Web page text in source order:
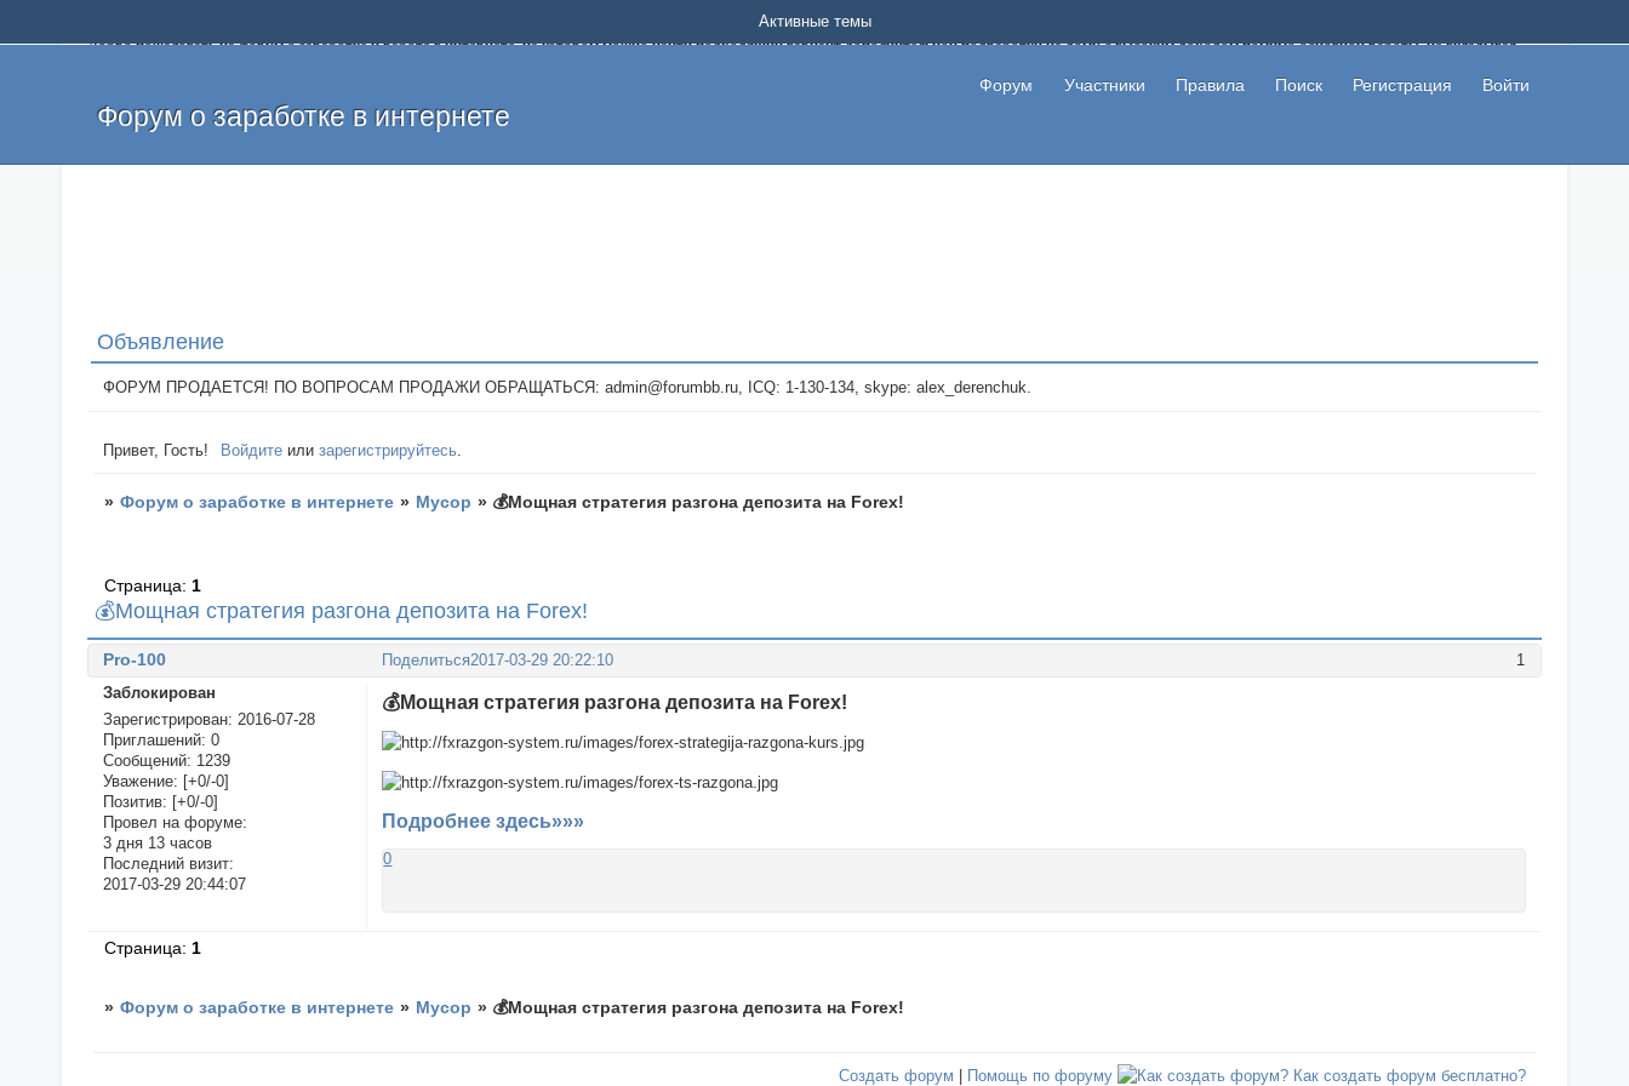
Добро пожаловать на форум о заработке и работе в интернете, на котором можно найти подходящий вариант дополнительной подработки на дому с высоким доходом помимо основной работы, не вкладывая
и оставлять свои отзывы. Если вы знаете, что определенный проект или сайт не платит, то указывайте в теме что это лохотрон, чтобы другие пользователи не попались на развод. Вы сможете начать зарабатывать
легкие деньги без вложений и регистрации уже сегодня. Создавайте новые темы, размещайте объявления со своими пригласительными ссылками и первая прибыль не заставит себя долго ждать.
Форум о заработке в интернете
Форум Участники Правила Поиск Регистрация Войти
Активные темы
Объявление
ФОРУМ ПРОДАЕТСЯ! ПО ВОПРОСАМ ПРОДАЖИ ОБРАЩАТЬСЯ: admin@forumbb.ru, ICQ: 1-130-134, skype: alex_derenchuk.
Привет, Гость! Войдите илизарегистрируйтесь.
» Форум о заработке в интернете » Мусор » 💰Мощная стратегия разгона депозита на Forex!
💰Мощная стратегия разгона депозита на Forex!
Страница: 1
Поделиться 1
2017-03-29 20:22:10
Pro-100
Заблокирован
Зарегистрирован: 2016-07-28
Приглашений: 0
Сообщений: 1239
Уважение: [+0/-0]
Позитив: [+0/-0]
Провел на форуме:
3 дня 13 часов
Последний визит:
2017-03-29 20:44:07
💰Мощная стратегия разгона депозита на Forex!
Подробнее здесь»»»
0
Страница: 1
» Форум о заработке в интернете » Мусор » 💰Мощная стратегия разгона депозита на Forex!
Создать форум Помощь по форуму